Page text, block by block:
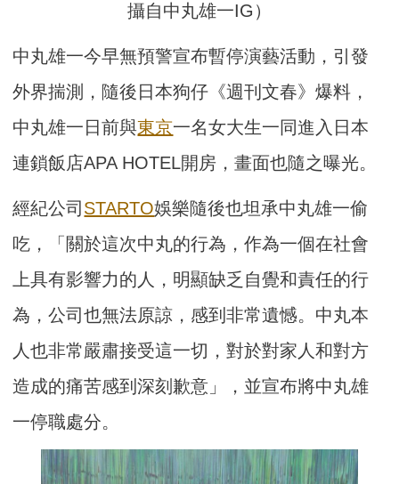
攝自中丸雄一IG）
中丸雄一今早無預警宣布暫停演藝活動，引發
外界揣測，隨後日本狗仔《週刊文春》爆料，
中丸雄一日前與東京一名女大生一同進入日本
連鎖飯店APA HOTEL開房，畫面也隨之曝光。
經紀公司 STARTO娛樂隨後也坦承中丸雄一偷
吃，「關於這次中丸的行為，作為一個在社會
上具有影響力的人，明顯缺乏自覺和責任的行
為，公司也無法原諒，感到非常遺憾。中丸本
人也非常嚴肅接受這一切，對於對家人和對方
造成的痛苦感到深刻歉意」，並宣布將中丸雄
一停職處分。